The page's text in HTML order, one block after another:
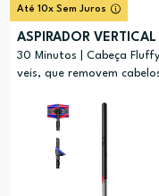
Até 10x Sem Juros
ASPIRADOR
30 Minutos | Cabeça
veis, que removem
to de po mais higienico